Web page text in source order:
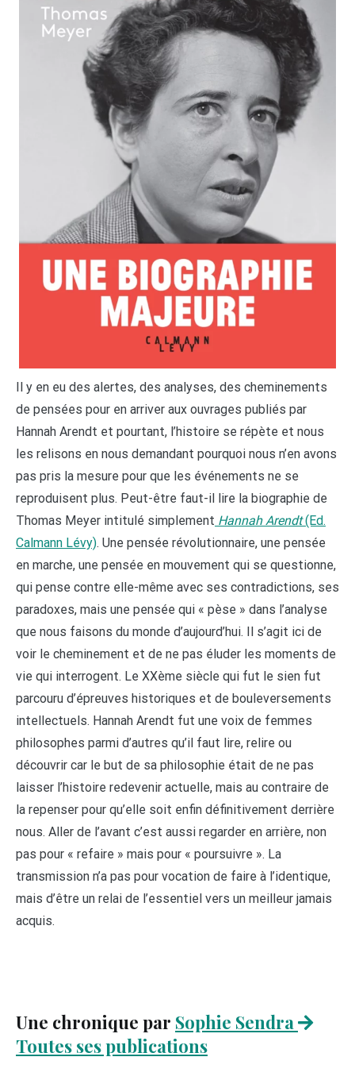
Il y en eu des alertes, des analyses, des cheminements
de pensées pour en arriver aux ouvrages publiés par
Hannah Arendt et pourtant, l’histoire se répète et nous
les relisons en nous demandant pourquoi nous n’en avons
pas pris la mesure pour que les événements ne se
reproduisent plus. Peut-être faut-il lire la biographie de
Thomas Meyer intitulé simplement Hannah Arendt(Ed.
Calmann Lévy). Une pensée révolutionnaire, une pensée
en marche, une pensée en mouvement qui se questionne,
qui pense contre elle-même avec ses contradictions, ses
paradoxes, mais une pensée qui « pèse » dans l’analyse
que nous faisons du monde d’aujourd’hui. Il s’agit ici de
voir le cheminement et de ne pas éluder les moments de
vie qui interrogent. Le XXème siècle qui fut le sien fut
parcouru d’épreuves historiques et de bouleversements
intellectuels. Hannah Arendt fut une voix de femmes
philosophes parmi d’autres qu’il faut lire, relire ou
découvrir car le but de sa philosophie était de ne pas
laisser l’histoire redevenir actuelle, mais au contraire de
la repenser pour qu’elle soit enfin définitivement derrière
nous. Aller de l’avant c’est aussi regarder en arrière, non
pas pour « refaire » mais pour « poursuivre ». La
transmission n’a pas pour vocation de faire à l’identique,
mais d’être un relai de l’essentiel vers un meilleur jamais
acquis.
Une chronique par Sophie Sendra
Toutes ses publications